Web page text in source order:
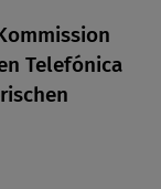
Telefónica